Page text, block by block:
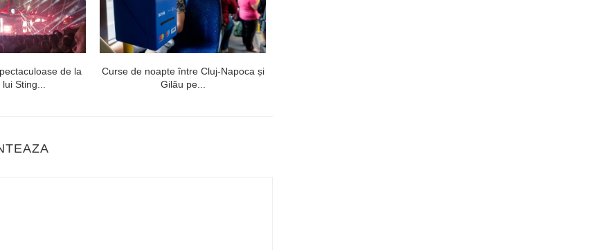
de la
Sting...
Curse de noapte între Cluj-Napoca și
Gilău pe...